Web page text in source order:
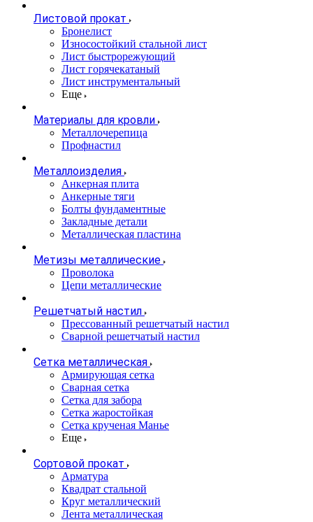
Листовой прокат
Бронелист
Износостойкий стальной лист
Лист быстрорежующий
Лист горячекатаный
Лист инструментальный
Еще
Материалы для кровли
Металлочерепица
Профнастил
Металлоизделия
Анкерная плита
Анкерные тяги
Болты фундаментные
Закладные детали
Металлическая пластина
Метизы металлические
Проволока
Цепи металлические
Решетчатый настил
Прессованный решетчатый настил
Сварной решетчатый настил
Сетка металлическая
Армирующая сетка
Сварная сетка
Сетка для забора
Сетка жаростойкая
Сетка крученая Манье
Еще
Сортовой прокат
Арматура
Квадрат стальной
Круг металлический
Лента металлическая